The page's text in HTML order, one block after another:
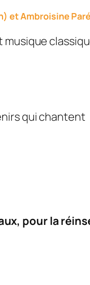
et Ambroisine
qui chantent
pour la